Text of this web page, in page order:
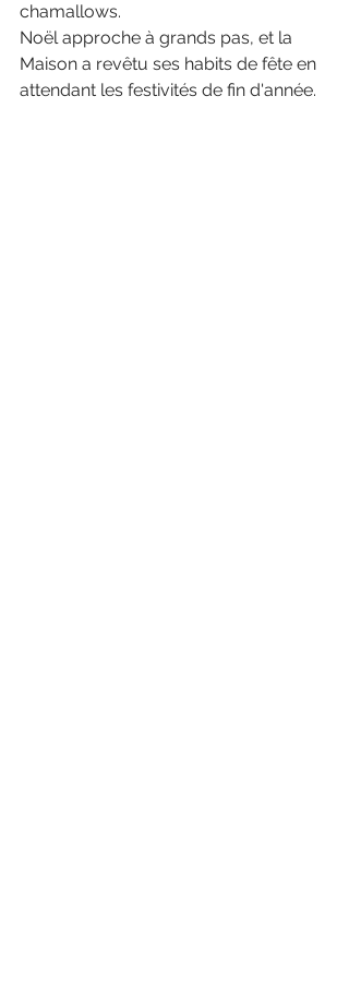
chamallows.
Noël approche à grands pas, et la
Maison a revêtu ses habits de fête en
attendant les festivités de fin d'année.